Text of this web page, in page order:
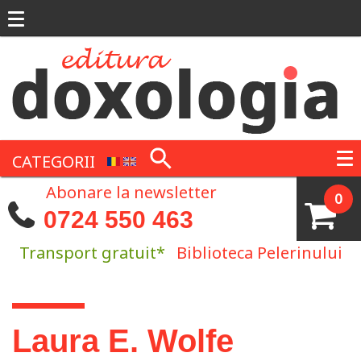
CATEGORII
0
Abonare la newsletter
0724 550 463
Transport gratuit* Biblioteca Pelerinului
Eşti aici
Laura E. Wolfe